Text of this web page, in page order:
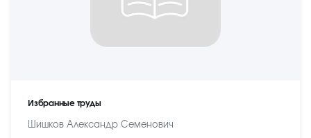
Избранные труды
Шишков Александр Семенович